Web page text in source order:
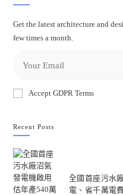
Get the latest architecture and
few times a month.
Accept GDPR Terms
Recent Posts
全國首座污水
電、省千萬電